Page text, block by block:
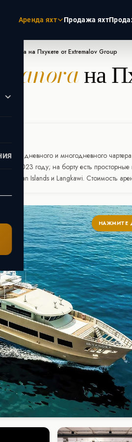
Аренда яхт
Пхукет
Продажа яхт
Vanora на Пхукете от Extremalov Group
Vanoraна
для дневного и многодневного
в 2023 году; на борту есть
Similan Islands и Langkawi. Стоимость
НАЖМИТЕ